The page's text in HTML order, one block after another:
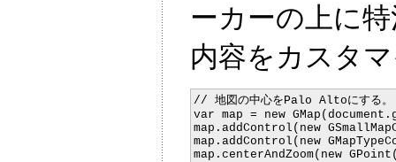
ーカーの上に
内容をカスタ
// 地図の中心をPalo Altoにする。
var map = new
map.addControl(new
map.addControl(new
map.centerAndZoom(new